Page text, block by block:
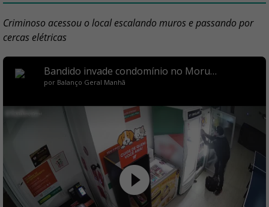
Criminoso acessou o local escalando muros e passando por
cercas elétricas